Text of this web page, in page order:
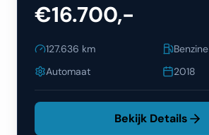
€16.700,-
127.636 km
Benzine
Automaat
2018
Bekijk Details